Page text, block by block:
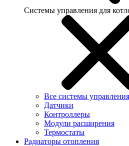
Системы управления для
Все системы
Датчики
Контроллеры
Модули расширения
Термостаты
Радиаторы отопления